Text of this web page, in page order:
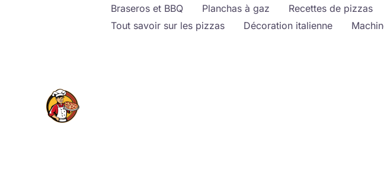
Braseros et BBQ Planchas à gaz Recettes de pizzas
Tout savoir sur les pizzas
Décoration italienne